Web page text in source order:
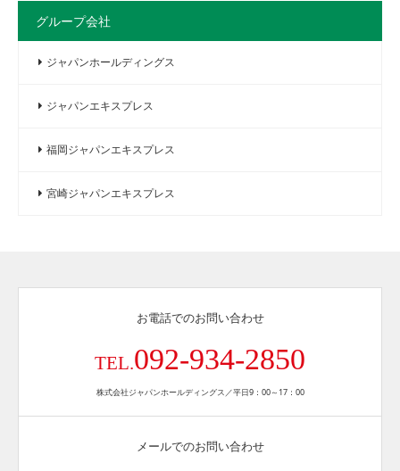
グループ会社
ジャパンホールディングス
ジャパンエキスプレス
福岡ジャパンエキスプレス
宮崎ジャパンエキスプレス
お電話でのお問い合わせ
TEL.092-934-2850
株式会社ジャパンホールディングス／平日9：00～17：00
メールでのお問い合わせ